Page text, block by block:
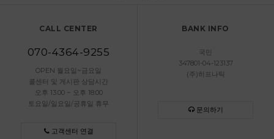
CALL CENTER
070-4364-9255
OPEN 월요일~금요일
콜센터 및 게시판 상담시간
오후 13:00 ~ 오후 18:00
토요일/일요일/공휴일 휴무
고객센터 연결
BANK INFO
국민
347801-04-123137
(주)히프나틱
문의하기